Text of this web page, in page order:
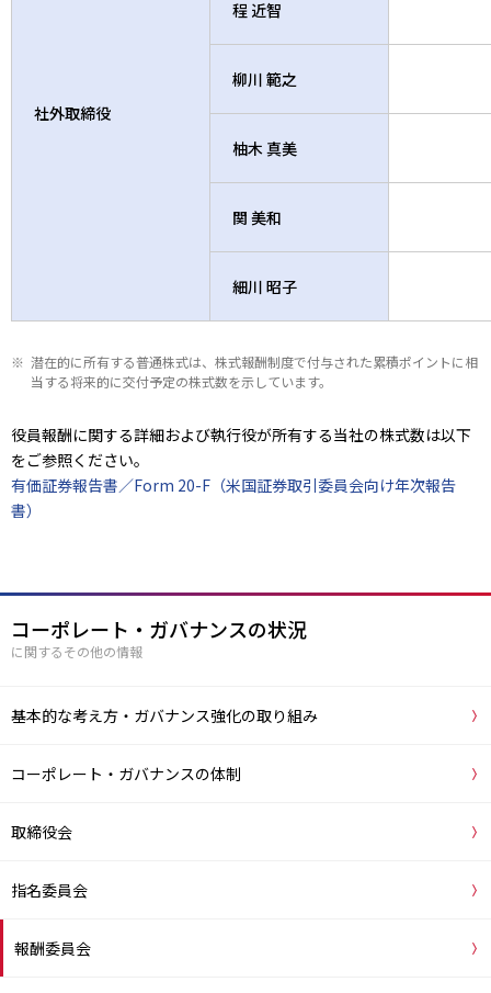
社外取締役
程 近智
柳川 範之
柚木 真美
関 美和
細川 昭子
潜在的に所有する普通株式は、株式報酬制度で付与された累積ポイントに相
当する将来的に交付予定の株式数を示しています。
役員報酬に関する詳細および執行役が所有する当社の株式数は以下
をご参照ください。
有価証券報告書／Form 20-F（米国証券取引委員会向け年次報告
書）
コーポレート・ガバナンスの状況
に関するその他の情報
基本的な考え方・ガバナンス強化の取り組み
コーポレート・ガバナンスの体制
取締役会
指名委員会
報酬委員会